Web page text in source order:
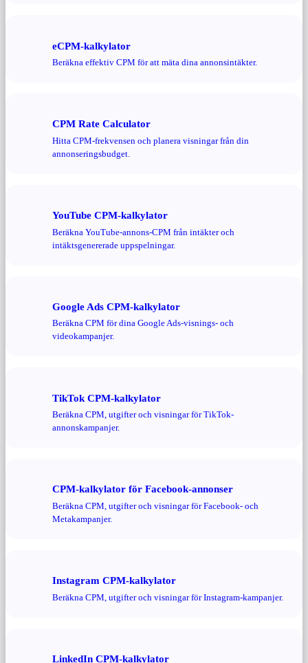
eCPM-kalkylator
Beräkna effektiv CPM för att mäta dina annonsintäkter.
CPM Rate Calculator
Hitta CPM-frekvensen och planera visningar från din
annonseringsbudget.
YouTube CPM-kalkylator
Beräkna YouTube-annons-CPM från intäkter och
intäktsgenererade uppspelningar.
Google Ads CPM-kalkylator
Beräkna CPM för dina Google Ads-visnings- och
videokampanjer.
TikTok CPM-kalkylator
Beräkna CPM, utgifter och visningar för TikTok-
annonskampanjer.
CPM-kalkylator för Facebook-annonser
Beräkna CPM, utgifter och visningar för Facebook- och
Metakampanjer.
Instagram CPM-kalkylator
Beräkna CPM, utgifter och visningar för Instagram-kampanjer.
LinkedIn CPM-kalkylator